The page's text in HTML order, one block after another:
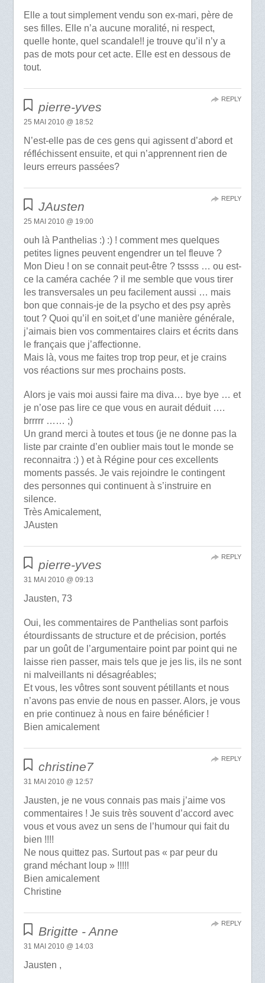
Elle a tout simplement vendu son ex-mari, père de
ses filles. Elle n’a aucune moralité, ni respect,
quelle honte, quel scandale!! je trouve qu’il n’y a
pas de mots pour cet acte. Elle est en dessous de
tout.
pierre-yves
25 MAI 2010 @ 18:52
N’est-elle pas de ces gens qui agissent d’abord et
réfléchissent ensuite, et qui n’apprennent rien de
leurs erreurs passées?
REPLY
JAusten
25 MAI 2010 @ 19:00
ouh là Panthelias :) :) ! comment mes quelques
petites lignes peuvent engendrer un tel fleuve ?
Mon Dieu ! on se connait peut-être ? tssss … ou est-
ce la caméra cachée ? il me semble que vous tirer
les transversales un peu facilement aussi … mais
bon que connais-je de la psycho et des psy après
tout ? Quoi qu’il en soit,et d’une manière générale,
j’aimais bien vos commentaires clairs et écrits dans
le français que j’affectionne.
Mais là, vous me faites trop trop peur, et je crains
vos réactions sur mes prochains posts.
Alors je vais moi aussi faire ma diva… bye bye … et
je n’ose pas lire ce que vous en aurait déduit ….
brrrrr …… ;)
Un grand merci à toutes et tous (je ne donne pas la
liste par crainte d’en oublier mais tout le monde se
reconnaitra :) ) et à Régine pour ces excellents
moments passés. Je vais rejoindre le contingent
des personnes qui continuent à s’instruire en
silence.
Très Amicalement,
JAusten
REPLY
pierre-yves
31 MAI 2010 @ 09:13
Jausten, 73
Oui, les commentaires de Panthelias sont parfois
étourdissants de structure et de précision, portés
par un goût de l’argumentaire point par point qui ne
laisse rien passer, mais tels que je jes lis, ils ne sont
ni malveillants ni désagréables;
Et vous, les vôtres sont souvent pétillants et nous
n’avons pas envie de nous en passer. Alors, je vous
en prie continuez à nous en faire bénéficier !
Bien amicalement
REPLY
christine7
31 MAI 2010 @ 12:57
Jausten, je ne vous connais pas mais j’aime vos
commentaires ! Je suis très souvent d’accord avec
vous et vous avez un sens de l’humour qui fait du
bien !!!!
Ne nous quittez pas. Surtout pas « par peur du
grand méchant loup » !!!!!
Bien amicalement
Christine
REPLY
Brigitte - Anne
31 MAI 2010 @ 14:03
Jausten ,
REPLY